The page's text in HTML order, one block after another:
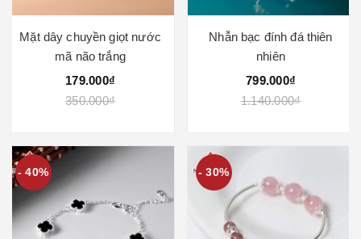
Mặt dây chuyền giọt nước
mã não trắng
179.000₫
350.000₫
Nhẫn bạc đính đá thiên
nhiên
799.000₫
1.140.000₫
- 40% - 30%